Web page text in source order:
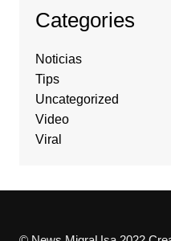
Categories
Noticias
Tips
Uncategorized
Video
Viral